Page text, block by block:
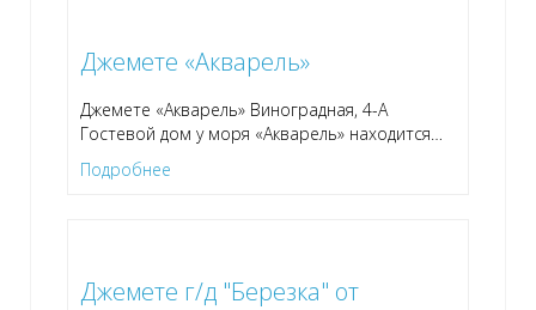
Джемете «Акварель»
Джемете «Акварель» Виноградная, 4-А
Гостевой дом у моря «Акварель» находится…
Подробнее
Джемете г/д "Березка" от